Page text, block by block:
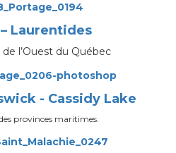
Laurentides
l’Ouest du Québec
- Cassidy Lake
provinces maritimes.